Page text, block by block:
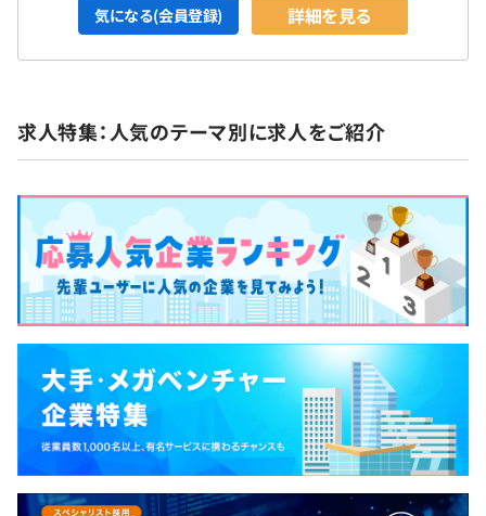
気になる(会員登録) 詳細を見る
求人特集：人気のテーマ別に求人をご紹介